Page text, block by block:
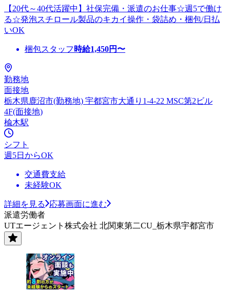
【20代～40代活躍中】社保完備・派遣のお仕事☆週5で働け
る☆発泡スチロール製品のキカイ操作・袋詰め・梱包/日払
いOK
梱包スタッフ 時給1,450円〜
勤務地
面接地
栃木県鹿沼市(勤務地) 宇都宮市大通り1-4-22 MSC第2ビル
4F(面接地)
楡木駅
シフト
週5日からOK
交通費支給
未経験OK
詳細を見る
応募画面に進む
派遣労働者
UTエージェント株式会社 北関東第二CU_栃木県宇都宮市